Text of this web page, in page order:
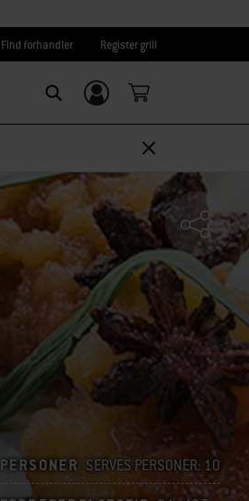
Find forhandler Register grill
Log ind/
tilmeld dig
PERSONER SERVES PERSONER: 10